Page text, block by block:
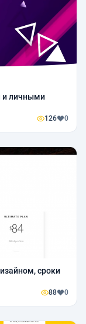
и личными
126 0
сроки
88 0